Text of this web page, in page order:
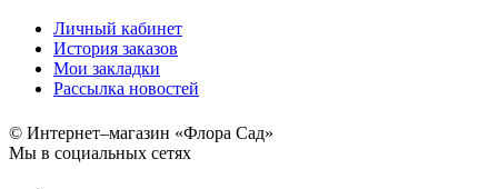
Личный кабинет
История заказов
Мои закладки
Рассылка новостей
© Интернет–магазин «Флора Сад»
Мы в социальных сетях